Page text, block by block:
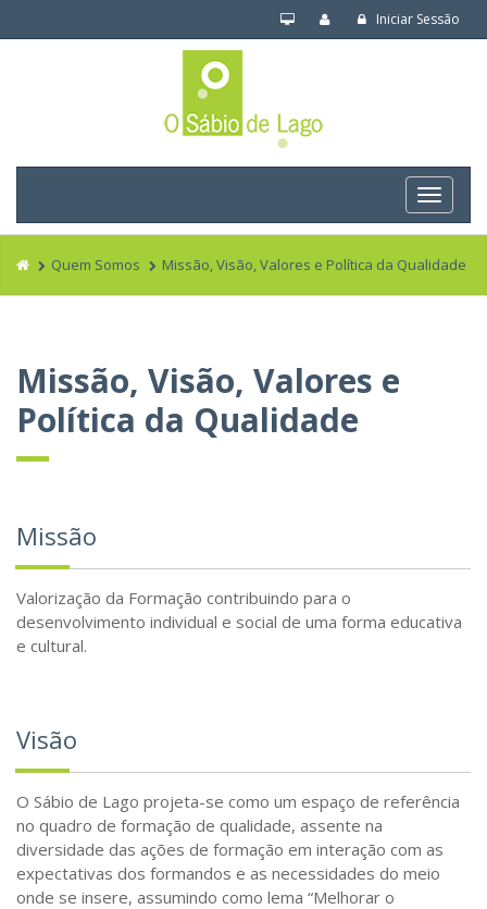
Iniciar Sessão
Quem Somos Missão, Visão, Valores e Política da Qualidade
Missão, Visão, Valores e
Política da Qualidade
Missão
Valorização da Formação contribuindo para o
desenvolvimento individual e social de uma forma educativa
e cultural.
Visão
O Sábio de Lago projeta-se como um espaço de referência
no quadro de formação de qualidade, assente na
diversidade das ações de formação em interação com as
expectativas dos formandos e as necessidades do meio
onde se insere, assumindo como lema “Melhorar o